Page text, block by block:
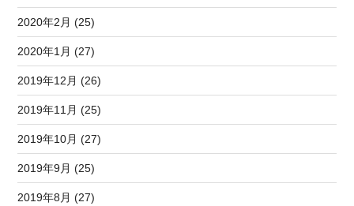
2020年2月 (25)
2020年1月 (27)
2019年12月 (26)
2019年11月 (25)
2019年10月 (27)
2019年9月 (25)
2019年8月 (27)